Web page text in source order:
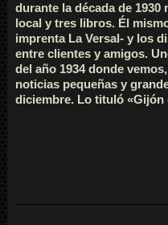
durante la década de
local y tres libros. Él
imprenta La Versal- y los
entre clientes y amigos.
del año 1934 donde
noticias pequeñas y
diciembre. Lo tituló «Gijón